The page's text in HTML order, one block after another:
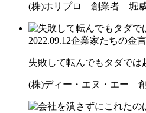
(株)ホリプロ 創業者 堀
2022.09.12企業家たちの金言
失敗して転んでもタダでは
(株)ディー・エヌ・エー